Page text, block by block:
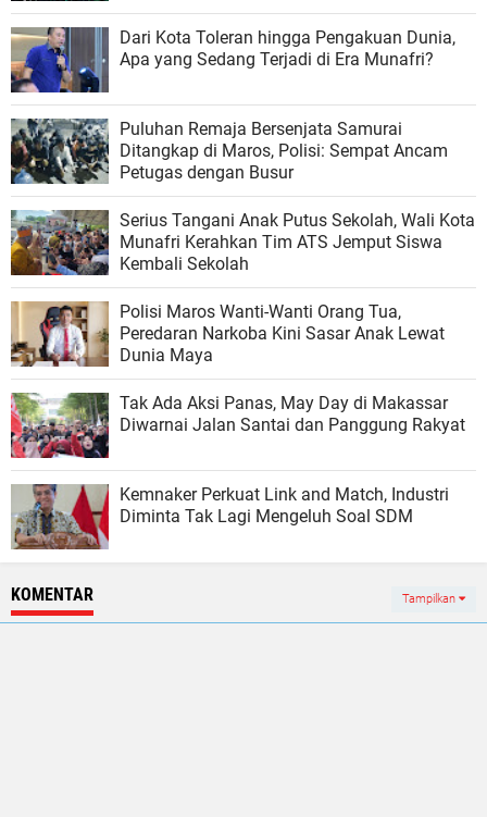
Dari Kota Toleran hingga Pengakuan Dunia,
Apa yang Sedang Terjadi di Era Munafri?
Puluhan Remaja Bersenjata Samurai
Ditangkap di Maros, Polisi: Sempat Ancam
Petugas dengan Busur
Serius Tangani Anak Putus Sekolah, Wali Kota
Munafri Kerahkan Tim ATS Jemput Siswa
Kembali Sekolah
Polisi Maros Wanti-Wanti Orang Tua,
Peredaran Narkoba Kini Sasar Anak Lewat
Dunia Maya
Tak Ada Aksi Panas, May Day di Makassar
Diwarnai Jalan Santai dan Panggung Rakyat
Kemnaker Perkuat Link and Match, Industri
Diminta Tak Lagi Mengeluh Soal SDM
KOMENTAR Tampilkan